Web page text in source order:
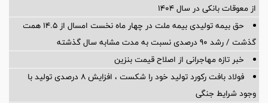
از معوقات بانکی در سال ۱۴۰۴
حق بیمه تولیدی بیمه ملت در چهار ماه نخست امسال از 14.5 همت
گذشت / رشد 90 درصدی نسبت به مدت مشابه سال گذشته
خبر تازه مهاجرانی از اصلاح قیمت بنزین
فولاد بافت رکورد تولید خود را شکست ، افزایش 8 درصدی تولید با
وجود شرایط جنگی